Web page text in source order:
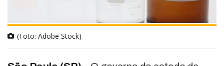
(Foto: Adobe Stock)